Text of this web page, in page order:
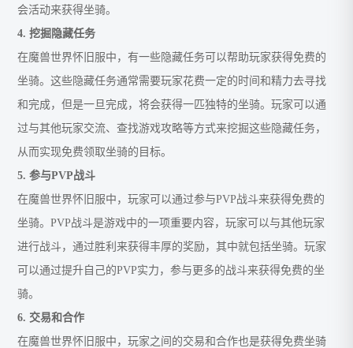
会活动来获得坐骑。
4. 挖掘隐藏任务
在魔兽世界怀旧服中，有一些隐藏任务可以帮助玩家获得免费的
坐骑。这些隐藏任务通常需要玩家花费一定的时间和精力去寻找
和完成，但是一旦完成，将会获得一匹独特的坐骑。玩家可以通
过与其他玩家交流、查找游戏攻略等方式来挖掘这些隐藏任务，
从而实现免费领取坐骑的目标。
5. 参与PVP战斗
在魔兽世界怀旧服中，玩家可以通过参与PVP战斗来获得免费的
坐骑。PVP战斗是游戏中的一项重要内容，玩家可以与其他玩家
进行战斗，通过胜利来获得丰厚的奖励，其中就包括坐骑。玩家
可以通过提升自己的PVP实力，参与更多的战斗来获得免费的坐
骑。
6. 交易和合作
在魔兽世界怀旧服中，玩家之间的交易和合作也是获得免费坐骑